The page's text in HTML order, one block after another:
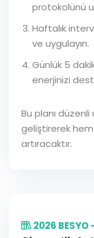
protokolünü
Haftalık
ve uygulayın.
Günlük 5
enerjinizi
Bu planı
geliştirerek hem
artıracaktır.
2026 BESYO